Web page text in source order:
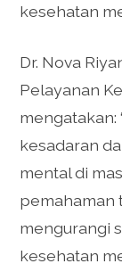
kesehatan
Dr. Nova
Pelayanan
mengatakan:
kesadaran
mental di
pemahaman
mengurangi
kesehatan